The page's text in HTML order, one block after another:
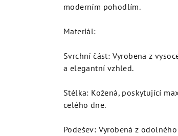
z
hvězdiček.
moderním pohodlím.
Materiál:
Svrchní část: Vyrobena z
a elegantní vzhled.
Stélka: Kožená, poskytující
celého dne.
Podešev: Vyrobená z